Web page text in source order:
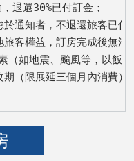
退還30%已付訂金；
通知者，不退還旅客已付
客權益，訂房完成後無
（如地震、颱風等，以飯
（限展延三個月內消費